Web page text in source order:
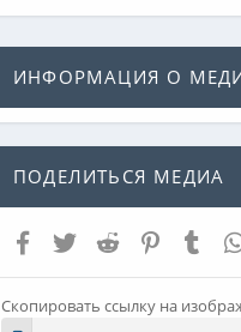
ИНФОРМАЦИЯ О
ПОДЕЛИТЬСЯ МЕДИА
Facebook
TwitterReddit Pinterest
Скопировать ссылку на